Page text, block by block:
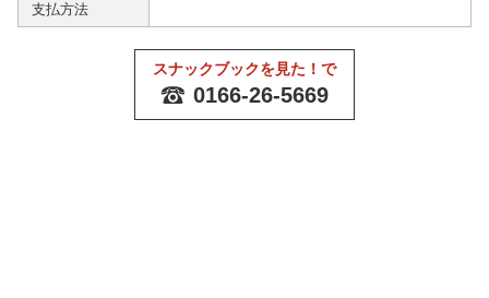
支払方法
スナックブックを見た！で
0166-26-5669